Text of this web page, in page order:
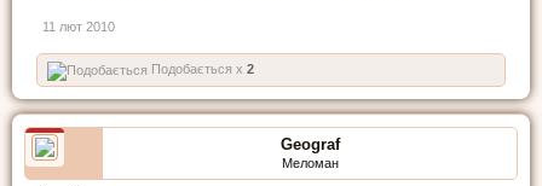
11 лют 2010
Подобається x 2
Geograf
Меломан